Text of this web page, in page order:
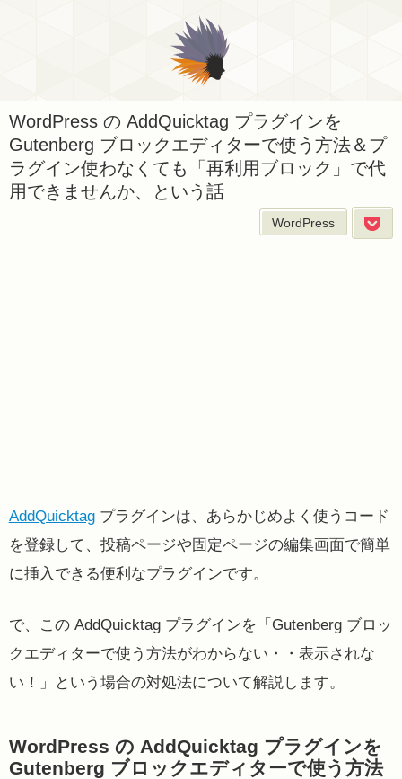
WordPress の AddQuicktag プラグインを
Gutenberg ブロックエディターで使う方法＆プ
ラグイン使わなくても「再利用ブロック」で代
用できませんか、という話
WordPress
AddQuicktagプラグインは、あらかじめよく使うコード
を登録して、投稿ページや固定ページの編集画面で簡単
に挿入できる便利なプラグインです。
で、この AddQuicktag プラグインを「Gutenberg ブロッ
クエディターで使う方法がわからない・・表示されな
い！」という場合の対処法について解説します。
WordPress の AddQuicktag プラグインを
Gutenberg ブロックエディターで使う方法